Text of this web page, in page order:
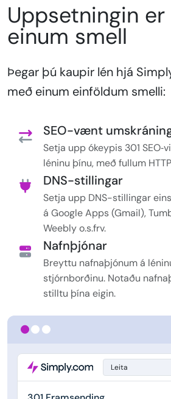
Leita
Uppsetningin
einum smell
Þegar þú kaupir lén hjá
með einum einföldum smelli:
SEO-vænt
Setja upp ókeypis 301
léninu þínu, með fullum
DNS-stillingar
Setja upp DNS-stillingar
á Google Apps (Gmail),
Weebly o.s.frv.
Nafnþjónar
Breyttu nafnaþjónum á
stjórnborðinu. Notaðu
stilltu þína eigin.